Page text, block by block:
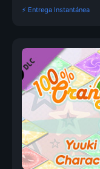
⚡ Entrega Instantánea